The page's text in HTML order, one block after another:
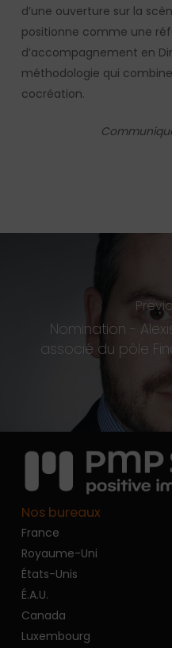
d’une ouverture sur la
positionne comme une
d’accompagnement en
méthodologie qui
cocréation.
Nomination -
associé du pôle
Nos bureaux
France
Royaume-Uni
États-Unis
É.A.U.
Canada
Luxembourg